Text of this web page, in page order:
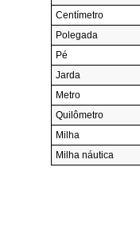
Centímetro
Polegada
Pé
Jarda
Metro
Quilômetro
Milha
Milha náutica